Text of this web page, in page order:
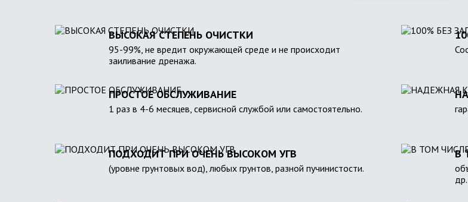
ВЫСОКАЯ СТЕПЕНЬ ОЧИСТКИ
95-99%, не вредит окружающей среде и не происходит
заиливание дренажа.
ПРОСТОЕ ОБСЛУЖИВАНИЕ
1 раз в 4-6 месяцев, сервисной службой или самостоятельно.
ПОДХОДИТ ПРИ ОЧЕНЬ ВЫСОКОМ УГВ
(уровне грунтовых вод), любых грунтов, разной пучинистости.
В